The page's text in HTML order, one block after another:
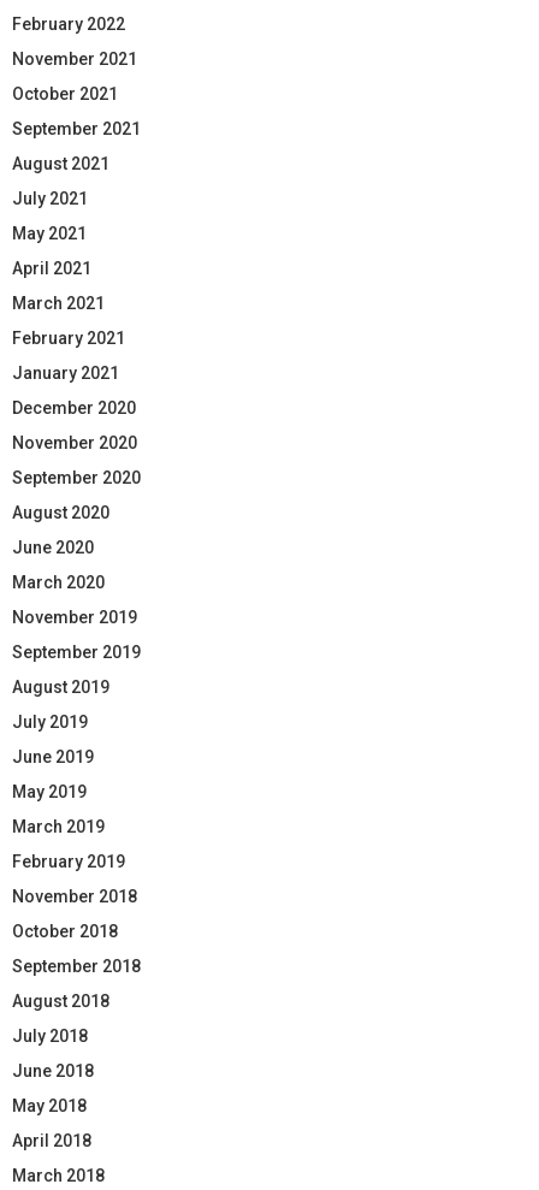
February 2022
November 2021
October 2021
September 2021
August 2021
July 2021
May 2021
April 2021
March 2021
February 2021
January 2021
December 2020
November 2020
September 2020
August 2020
June 2020
March 2020
November 2019
September 2019
August 2019
July 2019
June 2019
May 2019
March 2019
February 2019
November 2018
October 2018
September 2018
August 2018
July 2018
June 2018
May 2018
April 2018
March 2018